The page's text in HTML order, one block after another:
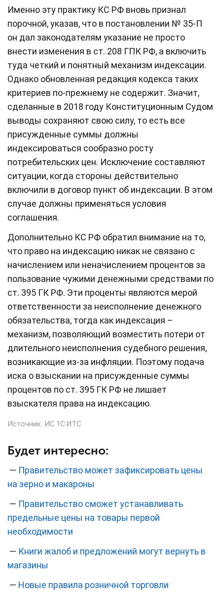
Именно эту практику КС РФ вновь признал
порочной, указав, что в постановлении № 35-П
он дал законодателям указание не просто
внести изменения в ст. 208 ГПК РФ, а включить
туда четкий и понятный механизм индексации.
Однако обновленная редакция кодекса таких
критериев по-прежнему не содержит. Значит,
сделанные в 2018 году Конституционным Судом
выводы сохраняют свою силу, то есть все
присужденные суммы должны
индексироваться сообразно росту
потребительских цен. Исключение составляют
ситуации, когда стороны действительно
включили в договор пункт об индексации. В этом
случае должны применяться условия
соглашения.
Дополнительно КС РФ обратил внимание на то,
что право на индексацию никак не связано с
начислением или неначислением процентов за
пользование чужими денежными средствами по
ст. 395 ГК РФ. Эти проценты являются мерой
ответственности за неисполнение денежного
обязательства, тогда как индексация –
механизм, позволяющий возместить потери от
длительного неисполнения судебного решения,
возникающие из-за инфляции. Поэтому подача
иска о взыскании на присужденные суммы
процентов по ст. 395 ГК РФ не лишает
взыскателя права на индексацию.
Источник: ИС 1С:ИТС
Будет интересно:
— Правительство может зафиксировать цены
на зерно и макароны
— Правительство сможет устанавливать
предельные цены на товары первой
необходимости
— Книги жалоб и предложений могут вернуть в
магазины
— Новые правила розничной торговли